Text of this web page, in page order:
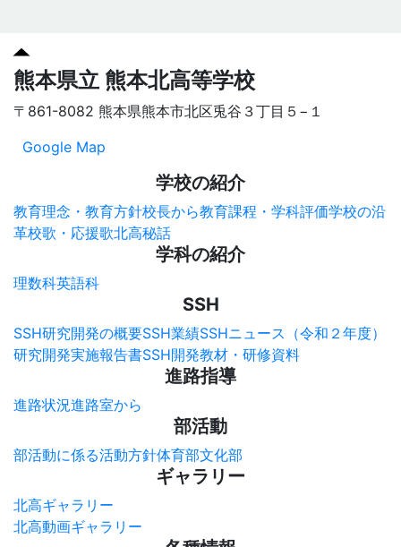
熊本県立 熊本北高等学校
〒861-8082 熊本県熊本市北区兎谷３丁目５−１
Google Map
学校の紹介
教育理念・教育方針校長から教育課程・学科評価学校の沿
革校歌・応援歌北高秘話
学科の紹介
理数科英語科
SSH
SSH研究開発の概要SSH業績SSHニュース（令和２年度）
研究開発実施報告書SSH開発教材・研修資料
進路指導
進路状況進路室から
部活動
部活動に係る活動方針体育部文化部
ギャラリー
北高ギャラリー
北高動画ギャラリー